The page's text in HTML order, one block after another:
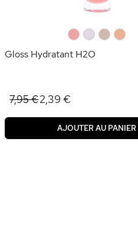
Gloss Hydratant H2O
7,95 €2,39 €
AJOUTER AU PANIER